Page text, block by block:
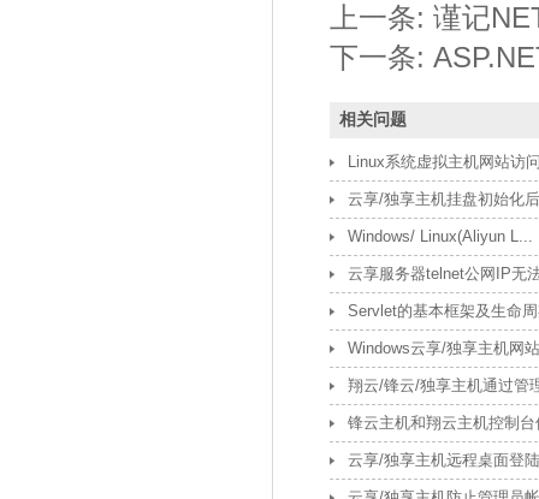
上一条: 谨记
下一条:
相关问题
Linux系统虚拟主机网站访
云享/独享主机挂盘初始化
Windows/ Linux(Aliyun L...
云享服务器telnet公网IP无
Servlet的基本框架及生命
Windows云享/独享主机网
翔云/锋云/独享主机通过管
锋云主机和翔云主机控制
云享/独享主机远程桌面登